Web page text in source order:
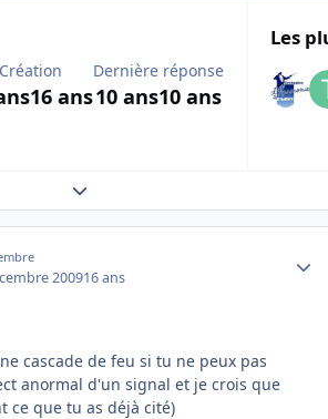
Création
16 ans
Dernière réponse
10 ans10 ans
Les
Expand topic overview
200916 ans
cascade de feu si tu ne peux pas
anormal d'un signal et je crois que
ce que tu as déjà cité)